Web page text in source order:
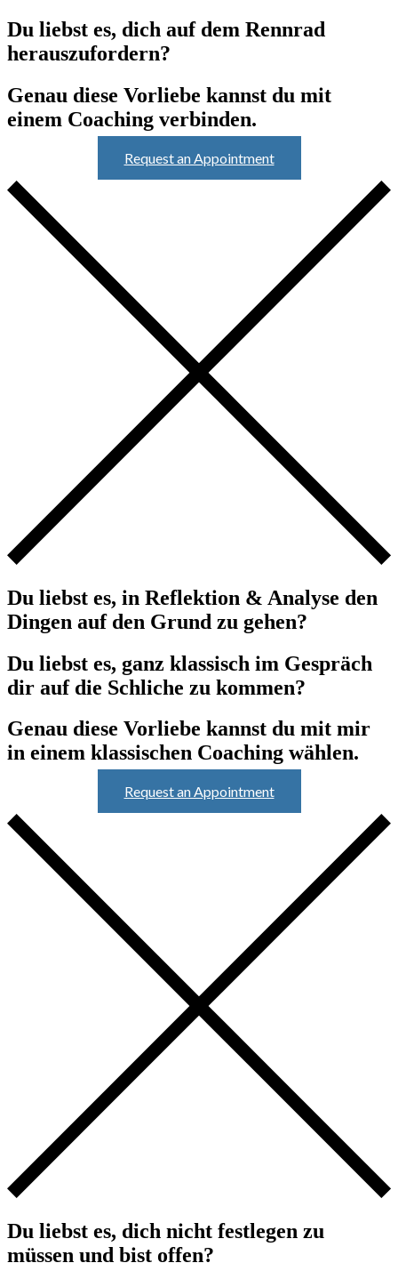
Du liebst es, dich auf dem Rennrad
herauszufordern?
Genau diese Vorliebe kannst du mit
einem Coaching verbinden.
Request an Appointment
Du liebst es, in Reflektion & Analyse den
Dingen auf den Grund zu gehen?
Du liebst es, ganz klassisch im Gespräch
dir auf die Schliche zu kommen?
Genau diese Vorliebe kannst du mit mir
in einem klassischen Coaching wählen.
Request an Appointment
Du liebst es, dich nicht festlegen zu
müssen und bist offen?